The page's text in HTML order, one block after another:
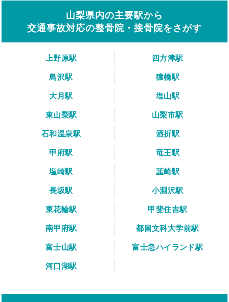
山梨県内の主要駅から
交通事故対応の整骨院・接骨院をさがす
上野原駅
四方津駅
鳥沢駅
猿橋駅
大月駅
塩山駅
東山梨駅
山梨市駅
石和温泉駅
酒折駅
甲府駅
竜王駅
塩崎駅
韮崎駅
長坂駅
小淵沢駅
東花輪駅
甲斐住吉駅
南甲府駅
都留文科大学前駅
富士山駅
富士急ハイランド駅
河口湖駅